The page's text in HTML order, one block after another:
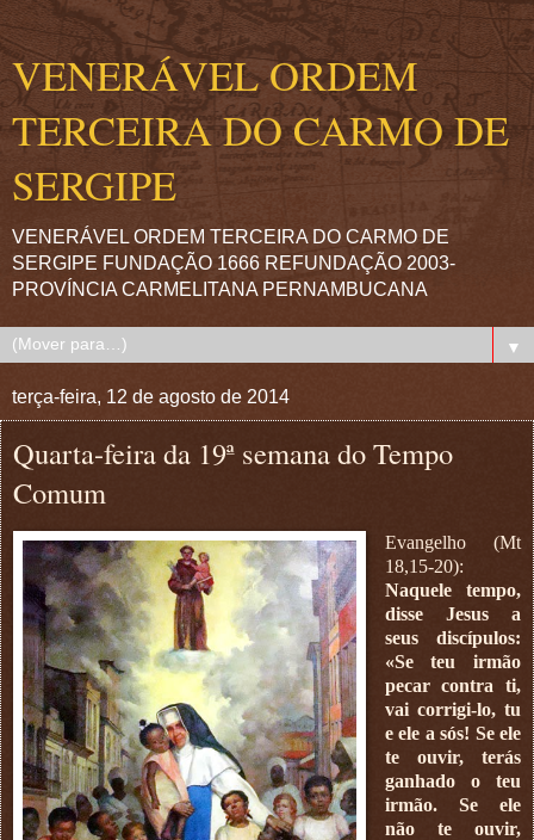
VENERÁVEL ORDEM
TERCEIRA DO CARMO DE
SERGIPE
VENERÁVEL ORDEM TERCEIRA DO CARMO DE
SERGIPE FUNDAÇÃO 1666 REFUNDAÇÃO 2003-
PROVÍNCIA CARMELITANA PERNAMBUCANA
▼
terça-feira, 12 de agosto de 2014
Quarta-feira da 19ª semana do Tempo
Comum
Evangelho (Mt
18,15-20):
Naquele tempo,
disse Jesus a
seus discípulos:
«Se teu irmão
pecar contra ti,
vai corrigi-lo, tu
e ele a sós! Se ele
te ouvir, terás
ganhado o teu
irmão. Se ele
não te ouvir,